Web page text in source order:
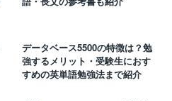
データベース5500の特徴は？勉
強するメリット・受験生におす
すめの英単語勉強法まで紹介